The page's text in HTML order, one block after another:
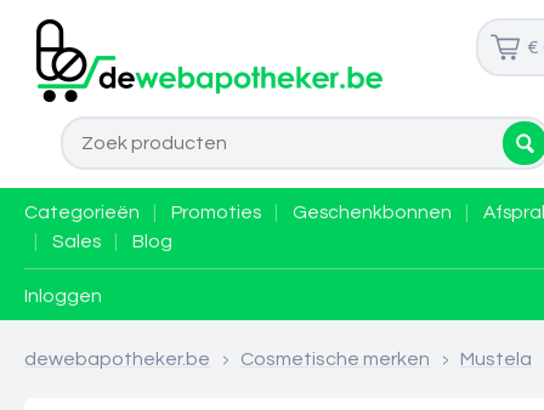
€
Categorieën Promoties Geschenkbonnen
Sales Blog
Inloggen
dewebapotheker.be > Cosmetische merken > Mustela